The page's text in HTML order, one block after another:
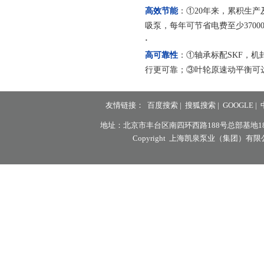
高效节能：①20年来，累积生产
吸泵，每年可节省电费至少
·
高可靠性 ： ①轴承标配SKF，机
行更可靠；③叶轮原速动平衡可
友情链接：百度搜索 |搜狐搜索 |GOOGLE |
地址：北京市丰台区南四环西路188号总部基地
Copyright 上海凯泉泵业（集团）有